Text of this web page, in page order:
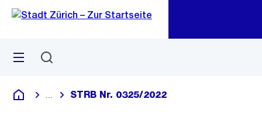
Navigation
Sprunglink
Menü
Deutsch
Blende alle Breadcrumbs ein
STRB Nr. 0325/2022